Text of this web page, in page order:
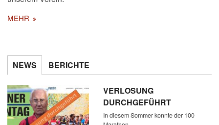
MEHR
NEWS BERICHTE
VERLOSUNG
DURCHGEFÜHRT
In diesem Sommer konnte der 100